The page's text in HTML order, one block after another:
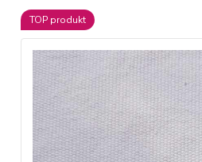
TOP produkt